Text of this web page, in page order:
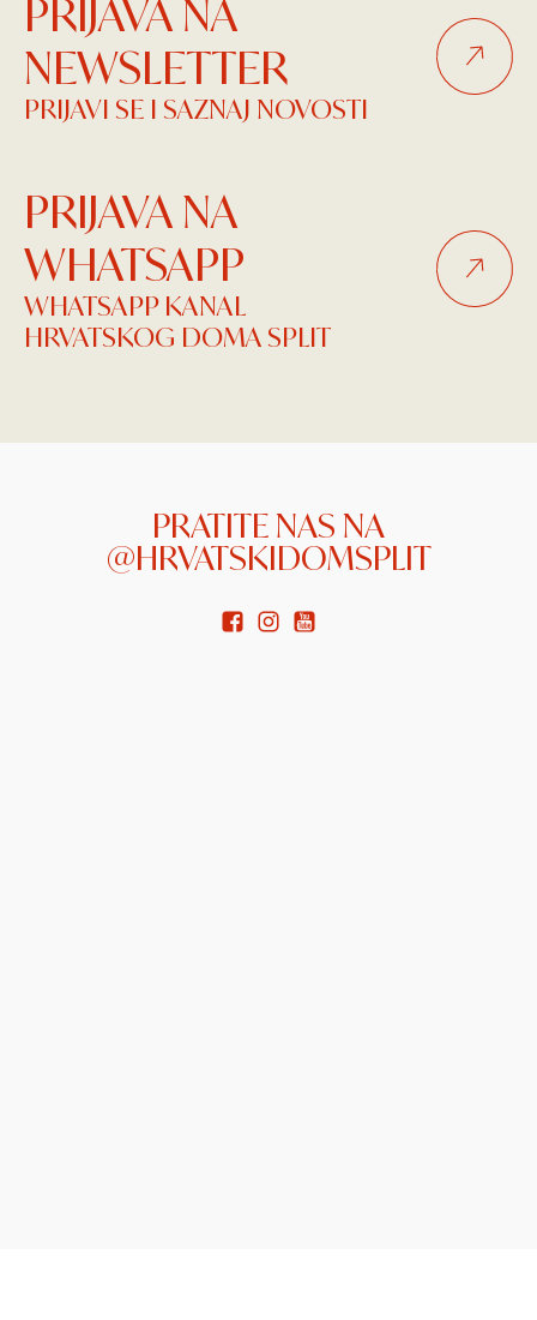
PRIJAVA NA
NEWSLETTER
PRIJAVI SE I SAZNAJ NOVOSTI
PRIJAVA NA
WHATSAPP
WHATSAPP KANAL
HRVATSKOG DOMA SPLIT
PRATITE NAS NA
@HRVATSKIDOMSPLIT